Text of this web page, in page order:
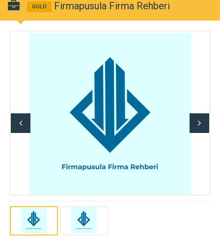
GOLD Firmapusula Firma Rehberi